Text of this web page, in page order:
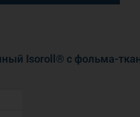
Isoroll® с фольма-